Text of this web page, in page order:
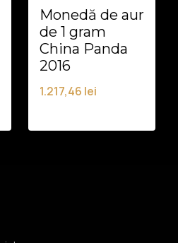
Monedă de aur
de 1 gram
China Panda
2016
1.217,46 lei